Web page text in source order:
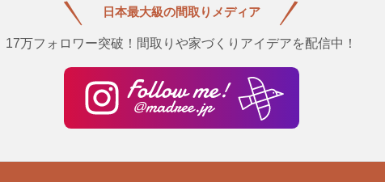
日本最大級の間取りメディア
17万フォロワー突破！間取りや家づくりアイデアを配信中！